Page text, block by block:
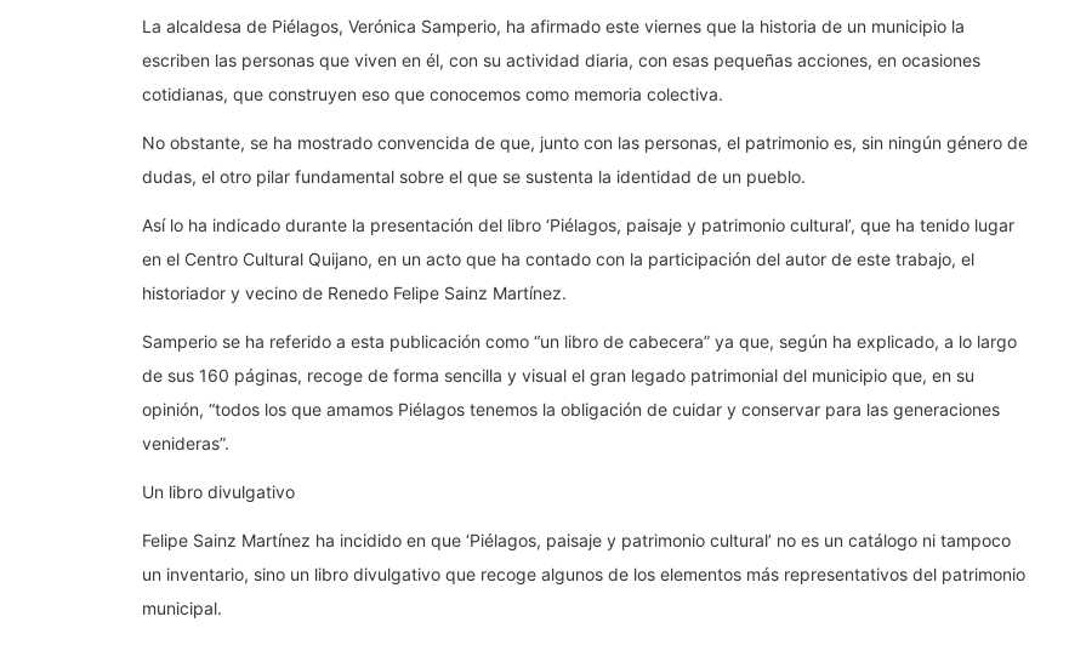
La alcaldesa de Piélagos, Verónica Samperio, ha afirmado este viernes que la historia de un municipio la
escriben las personas que viven en él, con su actividad diaria, con esas pequeñas acciones, en ocasiones
cotidianas, que construyen eso que conocemos como memoria colectiva.
No obstante, se ha mostrado convencida de que, junto con las personas, el patrimonio es, sin ningún género de
dudas, el otro pilar fundamental sobre el que se sustenta la identidad de un pueblo.
Así lo ha indicado durante la presentación del libro ‘Piélagos, paisaje y patrimonio cultural’, que ha tenido lugar
en el Centro Cultural Quijano, en un acto que ha contado con la participación del autor de este trabajo, el
historiador y vecino de Renedo Felipe Sainz Martínez.
Samperio se ha referido a esta publicación como “un libro de cabecera” ya que, según ha explicado, a lo largo
de sus 160 páginas, recoge de forma sencilla y visual el gran legado patrimonial del municipio que, en su
opinión, “todos los que amamos Piélagos tenemos la obligación de cuidar y conservar para las generaciones
venideras”.
Un libro divulgativo
Felipe Sainz Martínez ha incidido en que ‘Piélagos, paisaje y patrimonio cultural’ no es un catálogo ni tampoco
un inventario, sino un libro divulgativo que recoge algunos de los elementos más representativos del patrimonio
municipal.